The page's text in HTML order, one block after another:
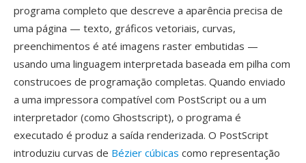
programa completo que descreve a aparência precisa de
uma página — texto, gráficos vetoriais, curvas,
preenchimentos é até imagens raster embutidas —
usando uma linguagem interpretada baseada em pilha com
construcoes de programação completas. Quando enviado
a uma impressora compatível com PostScript ou a um
interpretador (como Ghostscript), o programa é
executado é produz a saída renderizada. O PostScript
introduziu curvas de Bézier cúbicas como representação